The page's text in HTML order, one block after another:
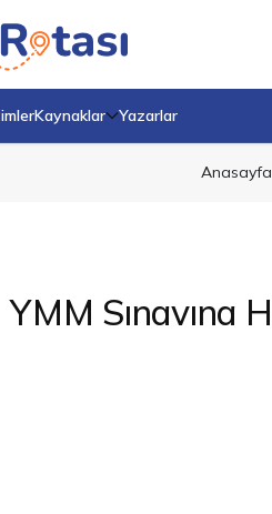
Kaynaklar Yazarlar
Anasayfa
YMM Sınavına